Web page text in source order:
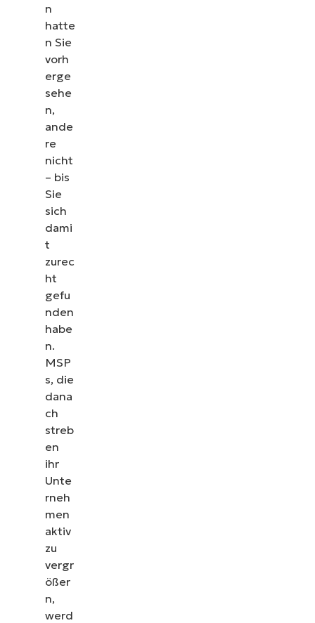
n
hatte
n Sie
vorh
erge
sehe
n,
ande
re
nicht
– bis
Sie
sich
dami
t
zurec
ht
gefu
nden
habe
n.
MSP
s, die
dana
ch
streb
en
ihr
Unte
rneh
men
aktiv
zu
vergr
ößer
n,
werd